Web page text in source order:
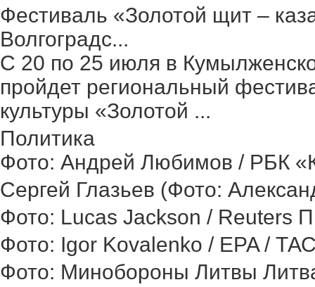
Фестиваль «Золотой щит –
Волгоградс...
С 20 по 25 июля в
пройдет региональный
культуры «Золотой ...
Политика
Фото: Андрей Любимов / РБК
Сергей Глазьев (Фото:
Фото: Lucas Jackson / Reuters
Фото: Igor Kovalenko / EPA /
Фото: Минобороны Литвы